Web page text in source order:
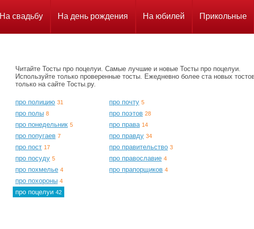
На свадьбу На день рождения На юбилей Прикольные
Читайте Тосты про поцелуи. Самые лучшие и новые Тосты про поцелуи.
Используйте только проверенные тосты. Ежедневно более ста новых
только на сайте Тосты.ру.
про полицию 31
про полы 8
про понедельник 5
про попугаев 7
про пост 17
про посуду 5
про похмелье 4
про похороны 4
про поцелуи 42
про почту 5
про поэтов 28
про права 14
про правду 34
про правительство 3
про православие 4
про прапорщиков 4